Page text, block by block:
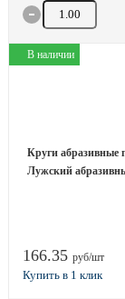
Количество
В наличии
Круги абразивные
Лужский
166.35 руб/шт